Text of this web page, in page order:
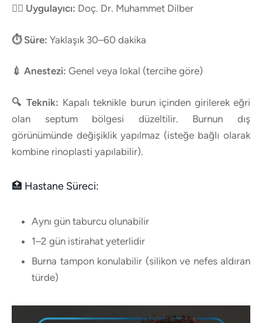
👨‍⚕️ Uygulayıcı: Doç. Dr. Muhammet Dilber
⏱ Süre: Yaklaşık 30–60 dakika
💉 Anestezi: Genel veya lokal (tercihe göre)
🔍 Teknik: Kapalı teknikle burun içinden girilerek eğri
olan septum bölgesi düzeltilir. Burnun dış
görünümünde değişiklik yapılmaz (isteğe bağlı olarak
kombine rinoplasti yapılabilir).
🏥 Hastane Süreci:
Aynı gün taburcu olunabilir
1–2 gün istirahat yeterlidir
Burna tampon konulabilir (silikon ve nefes aldıran
türde)